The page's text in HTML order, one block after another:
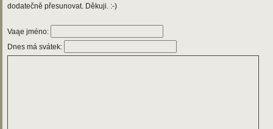
dodatečně přesunovat. Děkuji. :-)
Vaąe jméno:
Dnes má svátek: